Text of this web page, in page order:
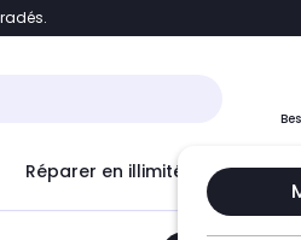
Accéder directement au
Réparer en illimité avec Le